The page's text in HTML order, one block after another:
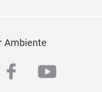
Ambiente
facebook